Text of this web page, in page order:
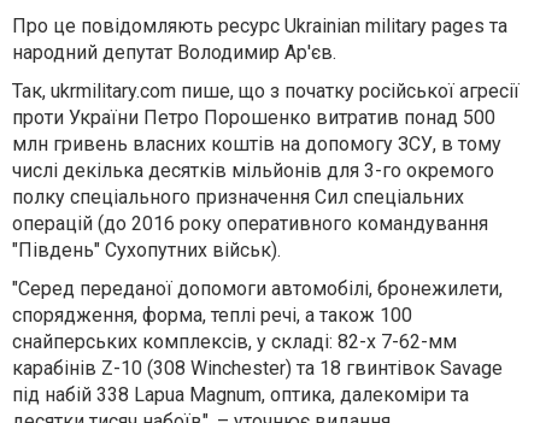
Про це повідомляють ресурс Ukrainian military pages та
народний депутат Володимир Ар'єв.
Так, ukrmilitary.com пише, що з початку російської агресії
проти України Петро Порошенко витратив понад 500
млн гривень власних коштів на допомогу ЗСУ, в тому
числі декілька десятків мільйонів для 3-го окремого
полку спеціального призначення Сил спеціальних
операцій (до 2016 року оперативного командування
"Південь" Сухопутних військ).
"Серед переданої допомоги автомобілі, бронежилети,
спорядження, форма, теплі речі, а також 100
снайперських комплексів, у складі: 82-х 7-62-мм
карабінів Z-10 (308 Winchester) та 18 гвинтівок Savage
під набій 338 Lapua Magnum, оптика, далекоміри та